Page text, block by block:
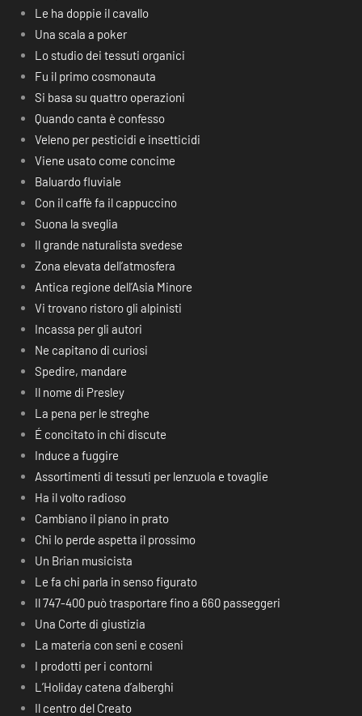
Le ha doppie il cavallo
Una scala a poker
Lo studio dei tessuti organici
Fu il primo cosmonauta
Si basa su quattro operazioni
Quando canta è confesso
Veleno per pesticidi e insetticidi
Viene usato come concime
Baluardo fluviale
Con il caffè fa il cappuccino
Suona la sveglia
Il grande naturalista svedese
Zona elevata dell’atmosfera
Antica regione dell’Asia Minore
Vi trovano ristoro gli alpinisti
Incassa per gli autori
Ne capitano di curiosi
Spedire, mandare
Il nome di Presley
La pena per le streghe
É concitato in chi discute
Induce a fuggire
Assortimenti di tessuti per lenzuola e tovaglie
Ha il volto radioso
Cambiano il piano in prato
Chi lo perde aspetta il prossimo
Un Brian musicista
Le fa chi parla in senso figurato
Il 747-400 può trasportare fino a 660 passeggeri
Una Corte di giustizia
La materia con seni e coseni
I prodotti per i contorni
L’Holiday catena d’alberghi
Il centro del Creato